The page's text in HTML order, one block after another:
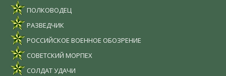
ПОЛКОВОДЕЦ
РАЗВЕДЧИК
РОССИЙСКОЕ ВОЕННОЕ ОБОЗРЕНИЕ
СОВЕТСКИЙ МОРПЕХ
СОЛДАТ УДАЧИ